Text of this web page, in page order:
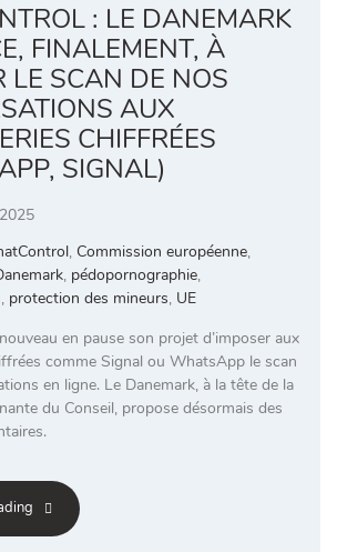
: LE DANEMARK
FINALEMENT, À
LE SCAN DE NOS
AUX
CHIFFRÉES
SIGNAL)
, Commission européenne,
, pédopornographie,
, protection des mineurs, UE
en pause son projet d’imposer aux
comme Signal ou WhatsApp le scan
en ligne. Le Danemark, à la tête de la
du Conseil, propose désormais des